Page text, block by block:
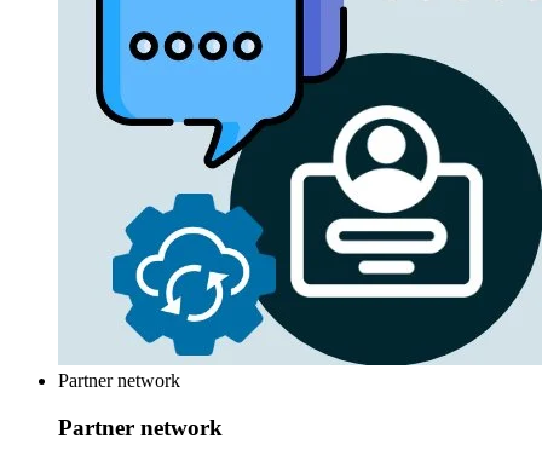
Partner network
Partner network